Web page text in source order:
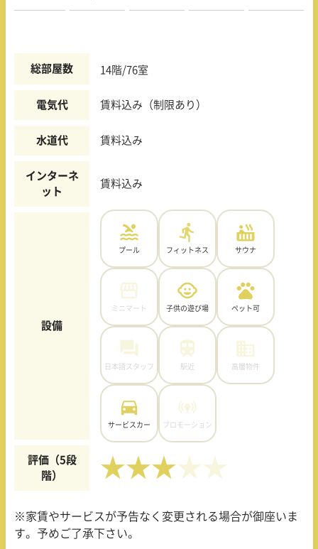
総部屋数 14階/76室
電気代 賃料込み（制限あり）
水道代 賃料込み
インターネ
ット
賃料込み
設備
プール フィットネス サウナ
ミニマート 子供の遊び場 ペット可
日本語スタッフ 駅近 高層物件
サービスカー プロモーション
評価（5段
階）
★★★
※家賃やサービスが予告なく変更される場合が御座いま
す。予めご了承下さい。